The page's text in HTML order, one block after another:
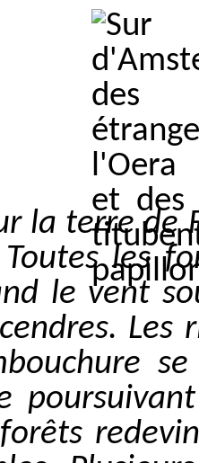
la terre de
les
le vent
Les